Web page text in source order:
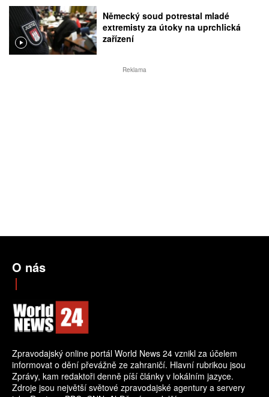
Německý soud potrestal mladé
extremisty za útoky na uprchlická
zařízení
Reklama
O nás
Zpravodajský online portál World News 24 vznikl za účelem
informovat o dění převážně ze zahraničí. Hlavní rubrikou jsou
Zprávy, kam redaktoři denně píší články v lokálním jazyce.
Zdroje jsou největší světové zpravodajské agentury a servery